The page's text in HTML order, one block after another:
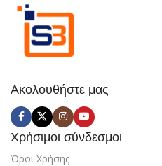
Ακολουθήστε μας
Χρήσιμοι σύνδεσμοι
Όροι Χρήσης